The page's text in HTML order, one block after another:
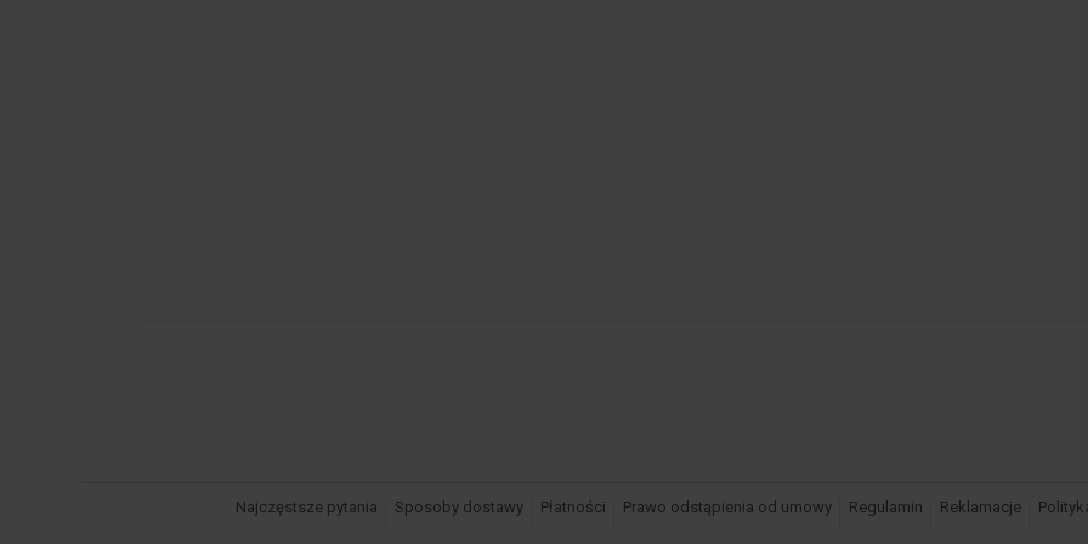
Najczęstsze pytania Sposoby dostawy Płatności Prawo odstąpienia od umowy Regulamin Reklamacje